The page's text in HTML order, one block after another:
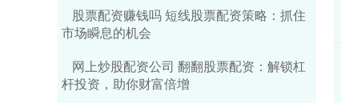
股票配资赚钱吗 短线股票配资策略：抓住
市场瞬息的机会
网上炒股配资公司 翻翻股票配资：解锁杠
杆投资，助你财富倍增